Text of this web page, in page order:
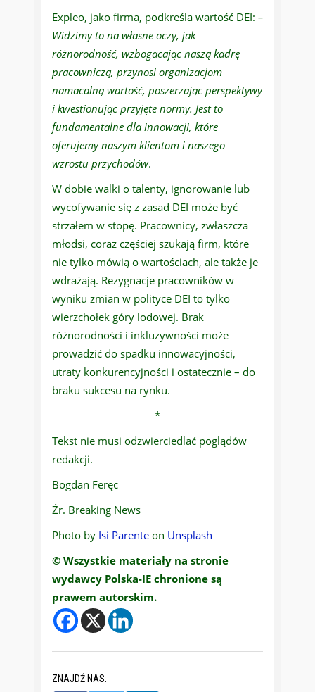
Expleo, jako firma, podkreśla wartość DEI: –
Widzimy to na własne oczy, jak
różnorodność, wzbogacając naszą kadrę
pracowniczą, przynosi organizacjom
namacalną wartość, poszerzając perspektywy
i kwestionując przyjęte normy. Jest to
fundamentalne dla innowacji, które
oferujemy naszym klientom i naszego
wzrostu przychodów.
W dobie walki o talenty, ignorowanie lub
wycofywanie się z zasad DEI może być
strzałem w stopę. Pracownicy, zwłaszcza
młodsi, coraz częściej szukają firm, które
nie tylko mówią o wartościach, ale także je
wdrażają. Rezygnacje pracowników w
wyniku zmian w polityce DEI to tylko
wierzchołek góry lodowej. Brak
różnorodności i inkluzywności może
prowadzić do spadku innowacyjności,
utraty konkurencyjności i ostatecznie – do
braku sukcesu na rynku.
*
Tekst nie musi odzwierciedlać poglądów
redakcji.
Bogdan Feręc
Źr. Breaking News
Photo by Isi Parente on Unsplash
© Wszystkie materiały na stronie
wydawcy Polska-IE chronione są
prawem autorskim.
ZNAJDŹ NAS: